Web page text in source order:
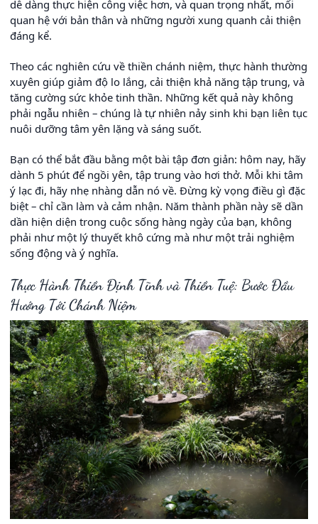
dễ dàng thực hiện công việc hơn, và quan trọng nhất, mối
quan hệ với bản thân và những người xung quanh cải thiện
đáng kể.
Theo các nghiên cứu về thiền chánh niệm, thực hành thường
xuyên giúp giảm độ lo lắng, cải thiện khả năng tập trung, và
tăng cường sức khỏe tinh thần. Những kết quả này không
phải ngẫu nhiên – chúng là tự nhiên nảy sinh khi bạn liên tục
nuôi dưỡng tâm yên lặng và sáng suốt.
Bạn có thể bắt đầu bằng một bài tập đơn giản: hôm nay, hãy
dành 5 phút để ngồi yên, tập trung vào hơi thở. Mỗi khi tâm
ý lạc đi, hãy nhẹ nhàng dẫn nó về. Đừng kỳ vọng điều gì đặc
biệt – chỉ cần làm và cảm nhận. Năm thành phần này sẽ dần
dần hiện diện trong cuộc sống hàng ngày của bạn, không
phải như một lý thuyết khô cứng mà như một trải nghiệm
sống động và ý nghĩa.
Thực Hành Thiền Định Tĩnh và Thiền Tuệ: Bước Đầu
Hướng Tới Chánh Niệm